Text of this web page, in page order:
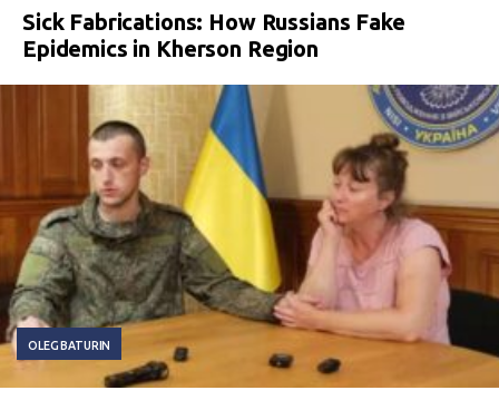
Sick Fabrications: How Russians Fake
Epidemics in Kherson Region
OLEG BATURIN